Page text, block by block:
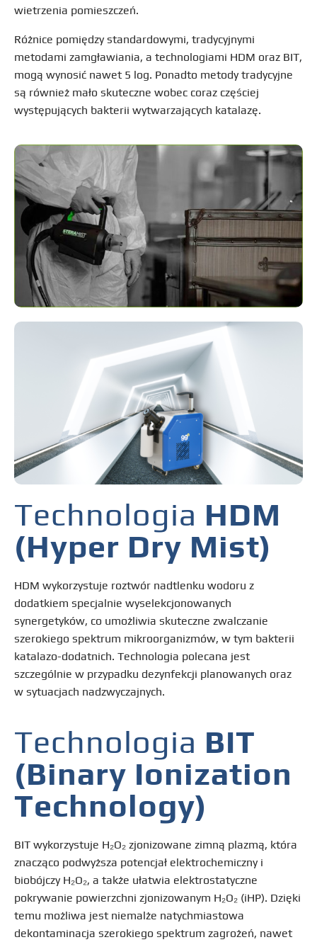
wietrzenia pomieszczeń.
Różnice pomiędzy standardowymi, tradycyjnymi
metodami zamgławiania, a technologiami HDM oraz BIT,
mogą wynosić nawet 5 log. Ponadto metody tradycyjne
są również mało skuteczne wobec coraz częściej
występujących bakterii wytwarzających katalazę.
Technologia HDM
(Hyper Dry Mist)
HDM wykorzystuje roztwór nadtlenku wodoru z
dodatkiem specjalnie wyselekcjonowanych
synergetyków, co umożliwia skuteczne zwalczanie
szerokiego spektrum mikroorganizmów, w tym bakterii
katalazo-dodatnich. Technologia polecana jest
szczególnie w przypadku dezynfekcji planowanych oraz
w sytuacjach nadzwyczajnych.
Technologia BIT
(Binary Ionization
Technology)
BIT wykorzystuje H₂O₂ zjonizowane zimną plazmą, która
znacząco podwyższa potencjał elektrochemiczny i
biobójczy H₂O₂, a także ułatwia elektrostatyczne
pokrywanie powierzchni zjonizowanym H₂O₂ (iHP). Dzięki
temu możliwa jest niemalże natychmiastowa
dekontaminacja szerokiego spektrum zagrożeń, nawet